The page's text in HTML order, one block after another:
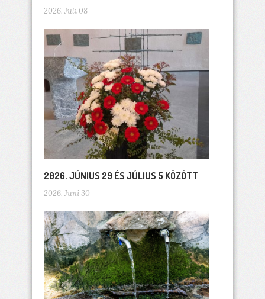
2026. Juli 08
2026. JÚNIUS 29 ÉS JÚLIUS 5 KÖZÖTT
2026. Juni 30